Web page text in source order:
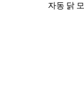
자동 닭